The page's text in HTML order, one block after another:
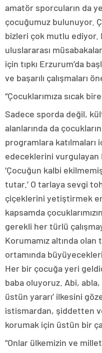
amatör sporcuların da
çocuğumuz bulunuyor.
bizleri çok mutlu ediyor.
uluslararası
için tıpkı Erzurum’da
ve başarılı çalışmaları
“Çocuklarımıza sıcak
Sadece sporda değil,
alanlarında da
programlara
edeceklerini vurgulayan
‘Çocuğun kalbi
tutar.’ O tarlaya sevgi
çiçeklerini yetiştirmek
kapsamda
gerekli her türlü
Korumamız altında olan
ortamında
Her bir çocuğa yeri
baba oluyoruz. Abi,
üstün yararı’ ilkesini
istismardan, şiddetten
korumak için üstün bir
“Onlar ülkemizin ve